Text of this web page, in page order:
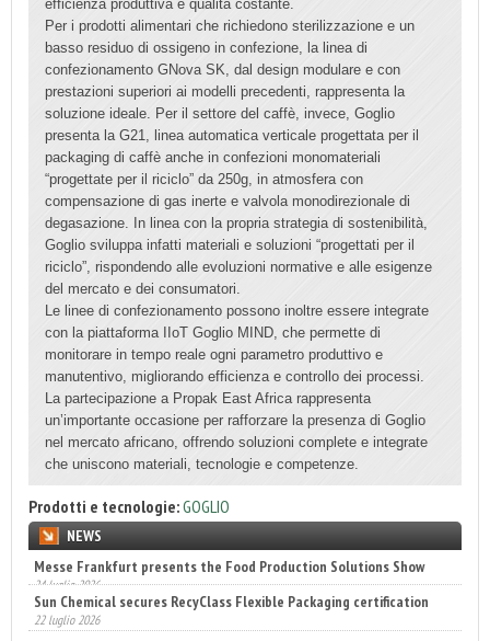
efficienza produttiva e qualità costante.
Per i prodotti alimentari che richiedono sterilizzazione e un
basso residuo di ossigeno in confezione, la linea di
confezionamento GNova SK, dal design modulare e con
prestazioni superiori ai modelli precedenti, rappresenta la
soluzione ideale. Per il settore del caffè, invece, Goglio
presenta la G21, linea automatica verticale progettata per il
packaging di caffè anche in confezioni monomateriali
“progettate per il riciclo” da 250g, in atmosfera con
compensazione di gas inerte e valvola monodirezionale di
degasazione. In linea con la propria strategia di sostenibilità,
Goglio sviluppa infatti materiali e soluzioni “progettati per il
riciclo”, rispondendo alle evoluzioni normative e alle esigenze
del mercato e dei consumatori.
Le linee di confezionamento possono inoltre essere integrate
con la piattaforma IIoT Goglio MIND, che permette di
monitorare in tempo reale ogni parametro produttivo e
manutentivo, migliorando efficienza e controllo dei processi.
La partecipazione a Propak East Africa rappresenta
un’importante occasione per rafforzare la presenza di Goglio
nel mercato africano, offrendo soluzioni complete e integrate
che uniscono materiali, tecnologie e competenze.
Prodotti e tecnologie:GOGLIO
NEWS
Sun Chemical secures RecyClass Flexible Packaging certification
22 luglio 2026
Engaldini sceglie Incaricotech
22 luglio 2026